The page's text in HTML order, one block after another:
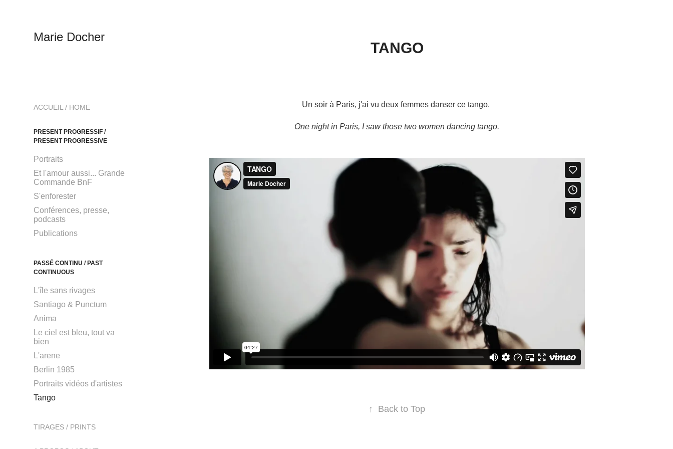
Marie Docher
ACCUEIL / HOME
PRESENT PROGRESSIF /
PRESENT PROGRESSIVE
Portraits
Et l'amour aussi... Grande
Commande BnF
S'enforester
Conférences, presse,
podcasts
Publications
PASSÉ CONTINU / PAST
CONTINUOUS
L'île sans rivages
Santiago & Punctum
Anima
Le ciel est bleu, tout va
bien
L'arene
Berlin 1985
Portraits vidéos d'artistes
Tango
TIRAGES / PRINTS
TANGO
Un soir à Paris, j'ai vu deux femmes danser ce tango.
One night in Paris, I saw those two women dancing tango.​​​​​​​
↑ Back to Top